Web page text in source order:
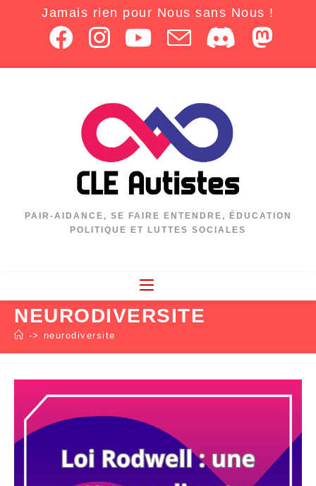
Jamais rien pour Nous sans Nous !
PAIR-AIDANCE, SE FAIRE ENTENDRE, ÉDUCATION
POLITIQUE ET LUTTES SOCIALES
NEURODIVERSITE
-> neurodiversite